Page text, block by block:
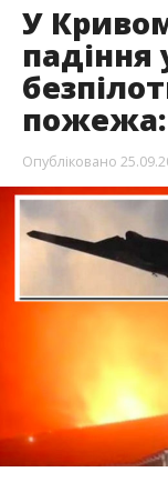
У
падіння
пожежа:
Опубліковано